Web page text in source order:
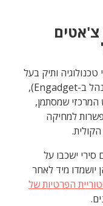
טכנולוגיה ותיק בעל
18 שנות ניסיון (מתוכן 10 שנים כעורך מנהל ב-Engadget),
המרכזי שמסתמן,
למחיקה
ישכבו על
יושמדו מיד לאחר
הפרטיות של